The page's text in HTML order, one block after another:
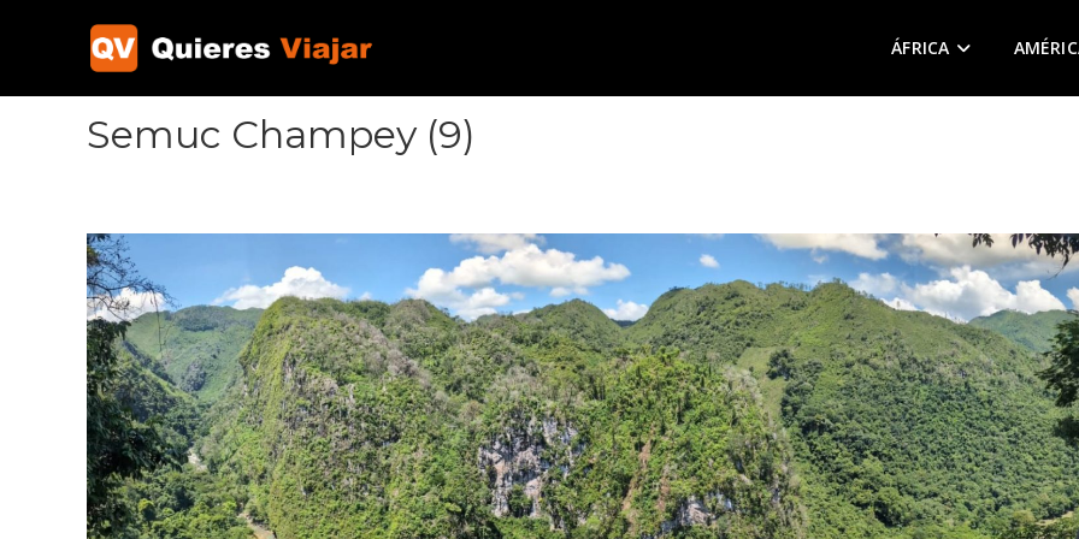
ÁFRICA
Semuc Champey (9)